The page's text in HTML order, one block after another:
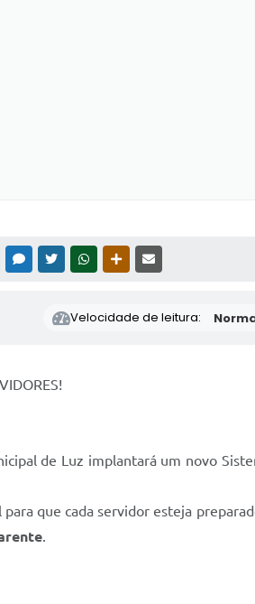
FACEBOOKMESSENGER
TWITTERWHATSAPPOUTRAS MÍDIAS
Velocidade de leitura:
de Luz implantará um novo
para que cada servidor esteja
.